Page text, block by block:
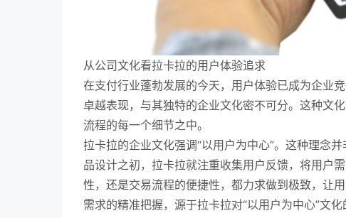
从公司文化看拉卡拉的用户体验追求
在支付行业蓬勃发展的今天，用户体验已成为企业
卓越表现，与其独特的企业文化密不可分。这种文
流程的每一个细节之中。
拉卡拉的企业文化强调“以用户为中心”。这种理念
品设计之初，拉卡拉就注重收集用户反馈，将用户
性，还是交易流程的便捷性，都力求做到极致，让
需求的精准把握，源于拉卡拉对“以用户为中心”文化